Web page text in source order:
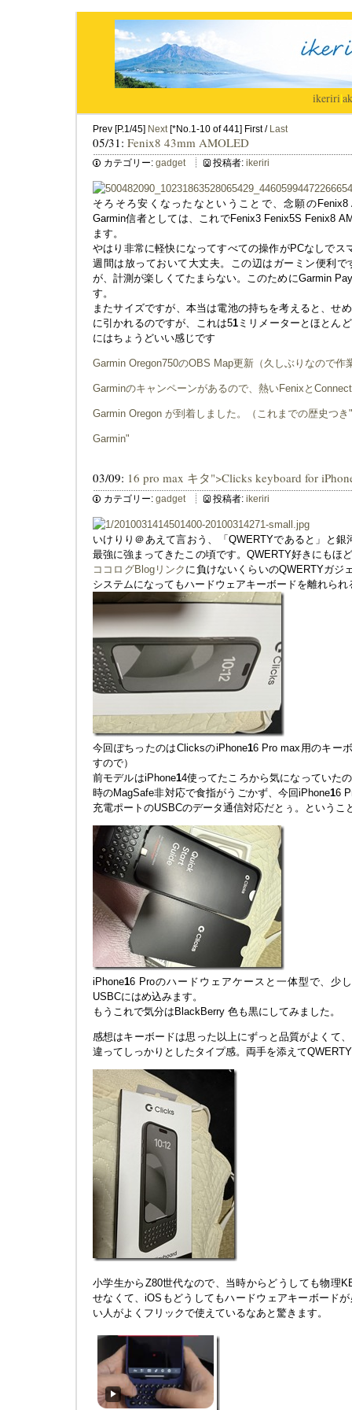
ikeriri|
Prev [P.1/45] Next[*No.1-10 of 441] First / Last
05/31: Fenix8 43mm AMOLED
カテゴリー: gadget 投稿者: ikeriri
そろそろ安くなったなということで、念願のFenix8
Garmin信者としては、これでFenix3 Fenix5S Fenix8
ます。
やはり非常に軽快になってすべての操作がPCなしでス
週間は放っておいて大丈夫。この辺はガーミン便利
が、計測が楽しくてたまらない。このためにGarmin
す。
またサイズですが、本当は電池の持ちを考えると、せ
に引かれるのですが、これは51ミリメーターとほとん
にはちょうどいい感じです
Garmin Oregon750のOBS Map更新（久しぶりなので作
Garminのキャンペーンがあるので、熱いFenixと
Garmin Oregon が到着しました。（これまでの歴史つき"
Garmin"
03/09: 16 pro max キタ">Clicks keyboard for
カテゴリー: gadget 投稿者: ikeriri
いけりり＠あえて言おう、「QWERTYであると」と
最強に強まってきたこの頃です。QWERTY好きにもほ
ココログBlogリンク に負けないくらいのQWERTYガジ
システムになってもハードウェアキーボードを離れら
今回ぽちったのはClicksのiPhone16 Pro max用のキー
すので）
前モデルはiPhone14使ってたころから気になっていた
時のMagSafe非対応で食指がうごかず、今回iPhone16
充電ポートのUSBCのデータ通信対応だとぅ。というこ
iPhone16 Proのハードウェアケースと一体型で、少
USBCにはめ込みます。
もうこれで気分はBlackBerry 色も黒にしてみました。
感想はキーボードは思った以上にずっと品質がよくて
違ってしっかりとしたタイプ感。両手を添えて
小学生からZ80世代なので、当時からどうしても物理
せなくて、iOSもどうしてもハードウェアキーボード
い人がよくフリックで使えているなあと驚きます。